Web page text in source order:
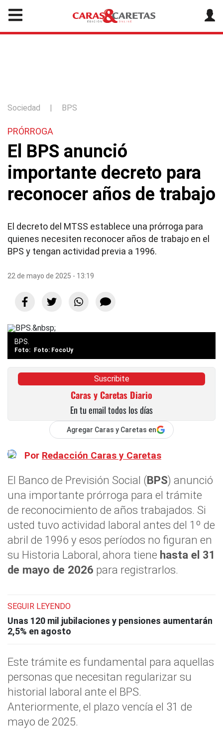
Sociedad | BPS
PRÓRROGA
El BPS anunció
importante decreto para
reconocer años de trabajo
El decreto del MTSS establece una prórroga para
quienes necesiten reconocer años de trabajo en el
BPS y tengan actividad previa a 1996.
22 de mayo de 2025 - 13:19
BPS.
Foto: FocoUy
Suscribite
Caras y Caretas Diario
En tu email todos los días
Agregar Caras y Caretas en
Por Redacción Caras y Caretas
El Banco de Previsión Social (BPS) anunció
una importante prórroga para el trámite
de reconocimiento de años trabajados. Si
usted tuvo actividad laboral antes del 1º de
abril de 1996 y esos períodos no figuran en
su Historia Laboral, ahora tiene hasta el 31
de mayo de 2026 para registrarlos.
SEGUIR LEYENDO
Unas 120 mil jubilaciones y pensiones aumentarán
2,5% en agosto
Este trámite es fundamental para aquellas
personas que necesitan regularizar su
historial laboral ante el BPS.
Anteriormente, el plazo vencía el 31 de
mayo de 2025.